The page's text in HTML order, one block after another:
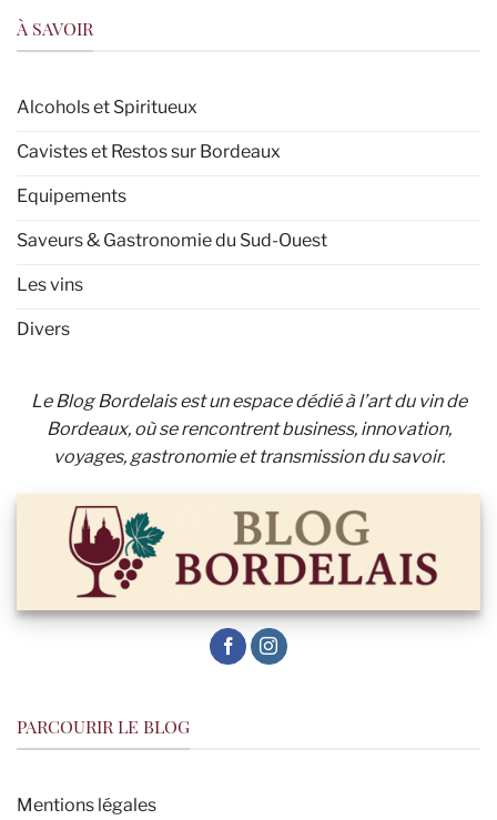
À SAVOIR
Alcohols et Spiritueux
Cavistes et Restos sur Bordeaux
Equipements
Saveurs & Gastronomie du Sud-Ouest
Les vins
Divers
Le Blog Bordelais est un espace dédié à l’art du vin de
Bordeaux, où se rencontrent business, innovation,
voyages, gastronomie et transmission du savoir.
PARCOURIR LE BLOG
Mentions légales